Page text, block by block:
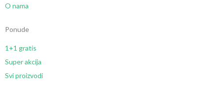
O nama
Ponude
1+1 gratis
Super akcija
Svi proizvodi